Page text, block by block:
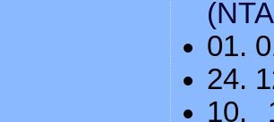
01.
24.
10.